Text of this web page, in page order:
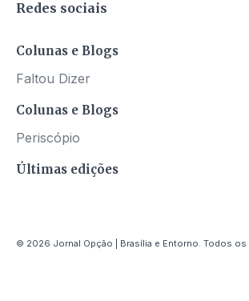
Redes sociais
Colunas e Blogs
Faltou Dizer
Colunas e Blogs
Periscópio
Últimas edições
© 2026 Jornal Opção | Brasília e Entorno. Todos